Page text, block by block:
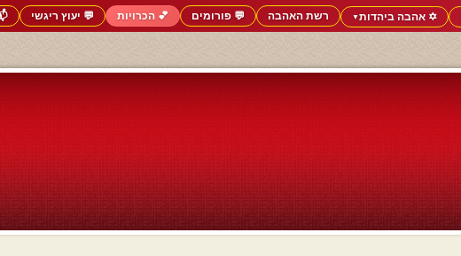
✡️ אהבה ביהדות▼ רשת האהבה 💬 פורומים 💕 הכרויות 💬 יעוץ ריגשי